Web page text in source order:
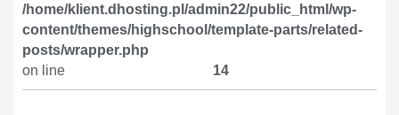
/home/klient.dhosting.pl/admin22/public_html/wp-
content/themes/highschool/template-parts/related-
posts/wrapper.php
on line
14